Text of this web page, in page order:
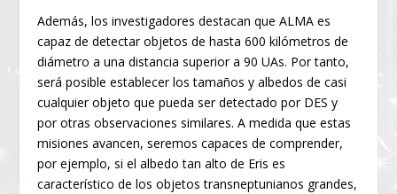
Además, los investigadores destacan que ALMA es
capaz de detectar objetos de hasta 600 kilómetros de
diámetro a una distancia superior a 90 UAs. Por tanto,
será posible establecer los tamaños y albedos de casi
cualquier objeto que pueda ser detectado por DES y
por otras observaciones similares. A medida que estas
misiones avancen, seremos capaces de comprender,
por ejemplo, si el albedo tan alto de Eris es
característico de los objetos transneptunianos grandes,